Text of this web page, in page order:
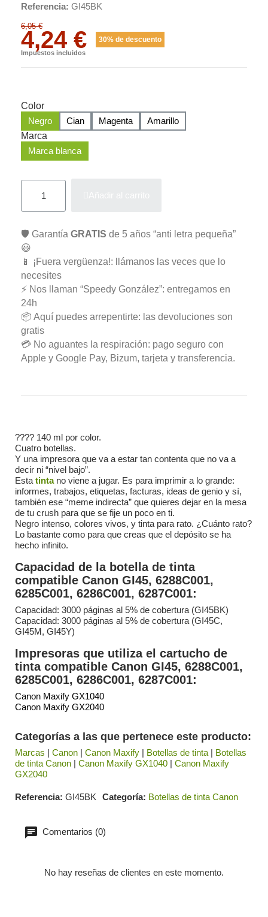
Referencia GI45BK
6,05 €
4,24 € 30% de descuento
Impuestos incluidos
Color
Negro
Cian Magenta
Amarillo
Marca
Marca blanca
🛡️ Garantía GRATIS de 5 años “anti letra pequeña”
😃
📱 ¡Fuera vergüenza!: llámanos las veces que lo
necesites
⚡ Nos llaman “Speedy González”: entregamos en
24h
📦 Aquí puedes arrepentirte: las devoluciones son
gratis
💳 No aguantes la respiración: pago seguro con
Apple y Google Pay, Bizum, tarjeta y transferencia.
???? 140 ml por color.
Cuatro botellas.
Y una impresora que va a estar tan contenta que no va a
decir ni “nivel bajo”.
Esta tintano viene a jugar. Es para imprimir a lo grande:
informes, trabajos, etiquetas, facturas, ideas de genio y sí,
también ese “meme indirecta” que quieres dejar en la mesa
de tu crush para que se fije un poco en ti.
Negro intenso, colores vivos, y tinta para rato. ¿Cuánto rato?
Lo bastante como para que creas que el depósito se ha
hecho infinito.
Capacidad de la botella de tinta
compatible Canon GI45, 6288C001,
6285C001, 6286C001, 6287C001:
Capacidad: 3000 páginas al 5% de cobertura (GI45BK)
Capacidad: 3000 páginas al 5% de cobertura (GI45C,
GI45M, GI45Y)
Impresoras que utiliza el cartucho de
tinta compatible Canon GI45, 6288C001,
6285C001, 6286C001, 6287C001:
Canon Maxify GX1040
Canon Maxify GX2040
Categorías a las que pertenece este producto:
Marcas | Canon | Canon Maxify | Botellas de tinta | Botellas
de tinta Canon | Canon Maxify GX1040 | Canon Maxify
GX2040
Referencia GI45BK Categoría Botellas de tinta Canon
Comentarios (0)
No hay reseñas de clientes en este momento.